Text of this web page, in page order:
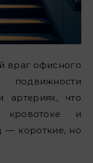
враг офисного
артериях, что
кровотоке и
— короткие, но